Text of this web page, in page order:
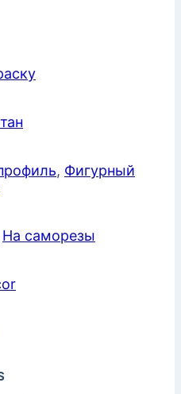
, Фигурный
На саморезы